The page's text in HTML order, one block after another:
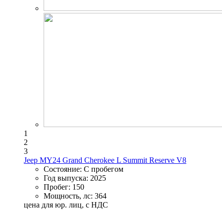
1
2
3
Jeep MY24 Grand Cherokee L Summit Reserve V8
Состояние: С пробегом
Год выпуска: 2025
Пробег: 150
Мощность, лс: 364
цена для юр. лиц, с НДС